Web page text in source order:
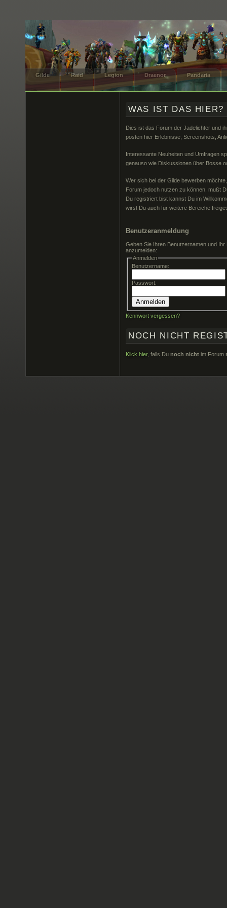
Gilde Raid Legion Draenor Pandaria
WAS IST DAS HIER?
Dies ist das Forum der Jadelichter und
posten hier Erlebnisse, Screenshots,
Interessante Neuheiten und Umfragen
genauso wie Diskussionen über Bosse
Wer sich bei der Gilde bewerben
Forum jedoch nutzen zu können, mußt
Du registriert bist kannst Du im
wirst Du auch für weitere Bereiche
Benutzeranmeldung
Geben Sie Ihren Benutzernamen und
anzumelden:
Anmelden
Benutzername:
Passwort:
Kennwort vergessen?
NOCH NICHT
Klick hier, falls Du noch nicht im Forum